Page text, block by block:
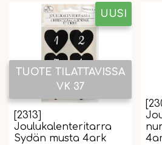
UUSI
TUOTE TILATTAVISSA
VK 37
[2313]
Joulukalenteritarra
Sydän musta 4ark